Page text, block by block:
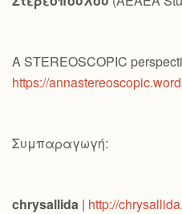
A STEREOSCOPIC
https://
Συμπαραγωγή:
chrysallida | http://